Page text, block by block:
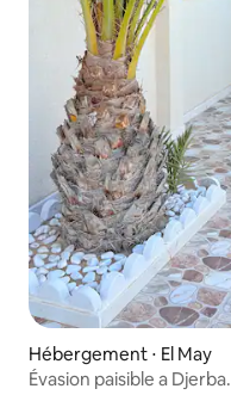
Hébergement ⋅ El May
Évasion paisible a Djerba.